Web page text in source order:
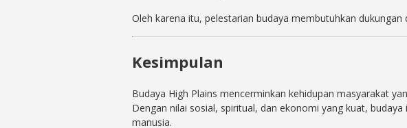
Oleh karena itu, pelestarian budaya membutuhkan
Kesimpulan
Budaya High Plains mencerminkan kehidupan masyarakat
Dengan nilai sosial, spiritual, dan ekonomi yang kuat,
manusia.